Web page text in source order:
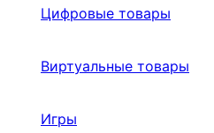
Цифровые товары
Виртуальные товары
Игры